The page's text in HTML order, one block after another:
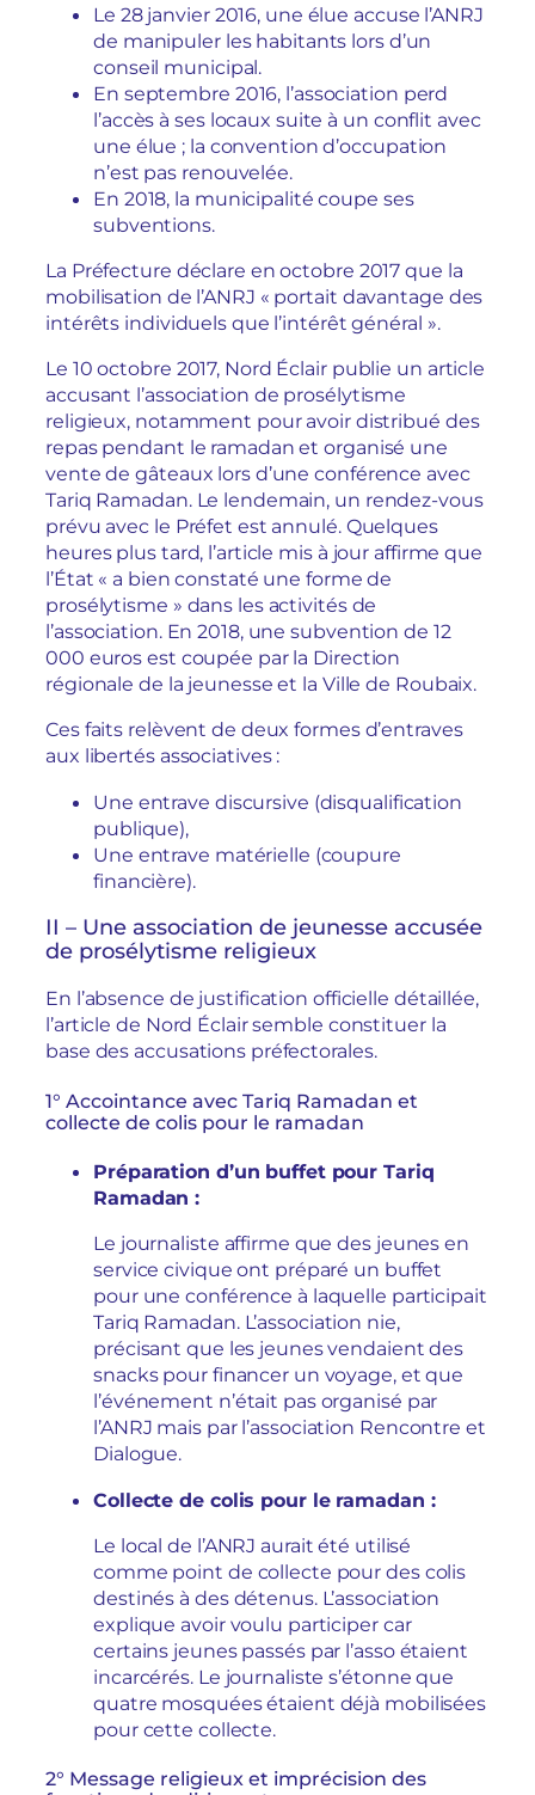
Le 28 janvier 2016, une élue accuse l’ANRJ
de manipuler les habitants lors d’un
conseil municipal.
En septembre 2016, l’association perd
l’accès à ses locaux suite à un conflit avec
une élue ; la convention d’occupation
n’est pas renouvelée.
En 2018, la municipalité coupe ses
subventions.
La Préfecture déclare en octobre 2017 que la
mobilisation de l’ANRJ « portait davantage des
intérêts individuels que l’intérêt général ».
Le 10 octobre 2017, Nord Éclair publie un article
accusant l’association de prosélytisme
religieux, notamment pour avoir distribué des
repas pendant le ramadan et organisé une
vente de gâteaux lors d’une conférence avec
Tariq Ramadan. Le lendemain, un rendez-vous
prévu avec le Préfet est annulé. Quelques
heures plus tard, l’article mis à jour affirme que
l’État « a bien constaté une forme de
prosélytisme » dans les activités de
l’association. En 2018, une subvention de 12
000 euros est coupée par la Direction
régionale de la jeunesse et la Ville de Roubaix.
Ces faits relèvent de deux formes d’entraves
aux libertés associatives :
Une entrave discursive (disqualification
publique),
Une entrave matérielle (coupure
financière).
II – Une association de jeunesse accusée
de prosélytisme religieux
En l’absence de justification officielle détaillée,
l’article de Nord Éclair semble constituer la
base des accusations préfectorales.
1° Accointance avec Tariq Ramadan et
collecte de colis pour le ramadan
Préparation d’un buffet pour Tariq
Ramadan :
Le journaliste affirme que des jeunes en
service civique ont préparé un buffet
pour une conférence à laquelle participait
Tariq Ramadan. L’association nie,
précisant que les jeunes vendaient des
snacks pour financer un voyage, et que
l’événement n’était pas organisé par
l’ANRJ mais par l’association Rencontre et
Dialogue.
Collecte de colis pour le ramadan :
Le local de l’ANRJ aurait été utilisé
comme point de collecte pour des colis
destinés à des détenus. L’association
explique avoir voulu participer car
certains jeunes passés par l’asso étaient
incarcérés. Le journaliste s’étonne que
quatre mosquées étaient déjà mobilisées
pour cette collecte.
2° Message religieux et imprécision des